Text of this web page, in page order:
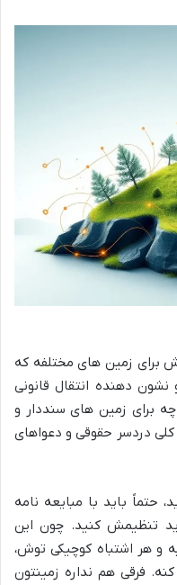
برای زمین های مختلفه که
دهنده انتقال قانونی
برای زمین های سنددار و
کلی دردسر حقوقی و دعواهای
حتماً باید با مبایعه نامه
تنظیمش کنید. چون این
و هر اشتباه کوچیکی توش،
فرقی هم نداره زمینتون